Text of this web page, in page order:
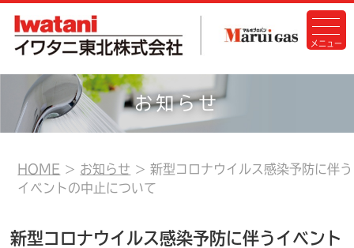
お知らせ
HOME お知らせ
新型コロナウイルス感染予防に伴う
イベントの中止について
新型コロナウイルス感染予防に伴うイベント